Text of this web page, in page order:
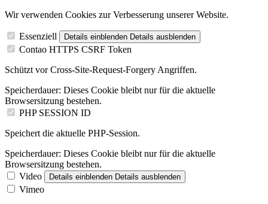
Wir verwenden Cookies zur Verbesserung unserer Website.
Essenziell Details einblenden Details ausblenden
Contao HTTPS CSRF Token
Schützt vor Cross-Site-Request-Forgery Angriffen.
Speicherdauer: Dieses Cookie bleibt nur für die aktuelle
Browsersitzung bestehen.
PHP SESSION ID
Speichert die aktuelle PHP-Session.
Speicherdauer: Dieses Cookie bleibt nur für die aktuelle
Browsersitzung bestehen.
Video
Details einblenden Details ausblenden
Vimeo